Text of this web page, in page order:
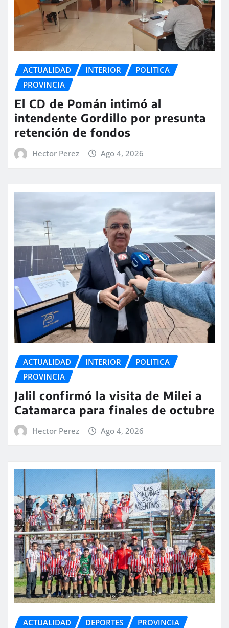
ACTUALIDAD INTERIOR
POLITICA
PROVINCIA
El CD de Pomán intimó al
intendente Gordillo por presunta
retención de fondos
Hector Perez Ago 4, 2026
ACTUALIDAD INTERIOR
POLITICA
PROVINCIA
Jalil confirmó la visita de Milei a
Catamarca para finales de octubre
Hector Perez Ago 4, 2026
ACTUALIDAD DEPORTES PROVINCIA